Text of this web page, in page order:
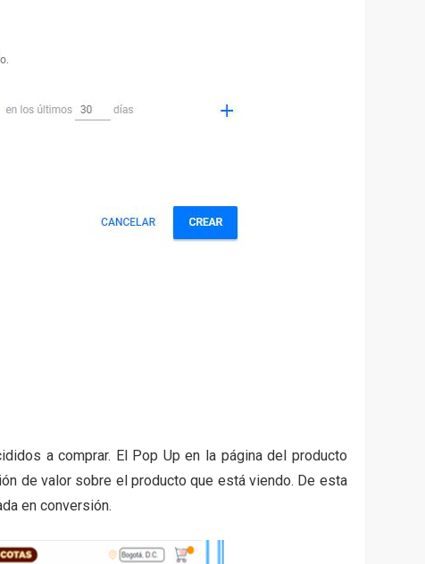
a comprar. El Pop Up en la página del producto
de valor sobre el producto que está viendo. De esta
en conversión.